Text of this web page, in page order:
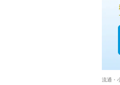
流通・